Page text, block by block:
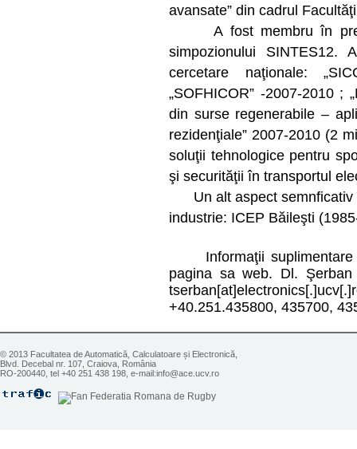
avansate” din cadrul
A fost membru în
simpozionului
cercetare naţionale:
„SOFHICOR” -2007-2010 ;
din surse regenerabile –
rezidenţiale” 2007-2010 (2
soluţii tehnologice pentru
şi securităţii în transportul
Un alt aspect semnficativ
industrie: ICEP Băileşti
Informaţii suplimentare
pagina sa web. Dl.
+40.251.435800, 435700,
© 2013 Facultatea de Automatică, Calculatoare și Electronică,
Blvd. Decebal nr. 107, Craiova, România
RO-200440, tel +40 251 438 198, e-mail:info@ace.ucv.ro